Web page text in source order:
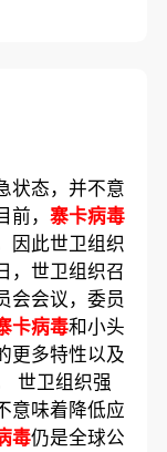
状态，并不意
， 寨卡病毒
因此世卫组织
世卫组织召
会会议，委员
卡病毒和小头
更多特性以及
世卫组织强
意味着降低应
毒仍是全球公